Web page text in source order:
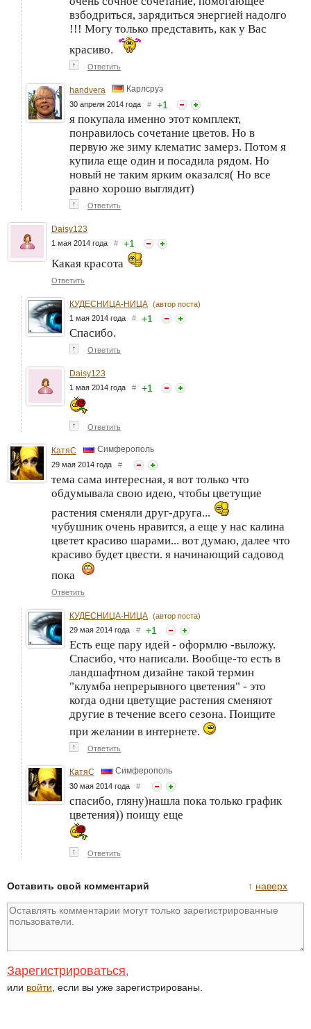
взбодриться, зарядиться энергией надолго
!!! Могу только представить, как у Вас
красиво.
↑ Ответить
handvera Карлсруэ
30 апреля 2014 года # +1
я покупала именно этот комплект,
понравилось сочетание цветов. Но в
первую же зиму клематис замерз. Потом я
купила еще один и посадила рядом. Но
новый не таким ярким оказался( Но все
равно хорошо выглядит)
↑ Ответить
Daisy123
1 мая 2014 года # +1
Какая красота
Ответить
КУДЕСНИЦА-НИЦА (автор поста)
1 мая 2014 года # +1
Спасибо.
↑ Ответить
Daisy123
1 мая 2014 года # +1
↑ Ответить
КатяС Симферополь
29 мая 2014 года #
тема сама интересная, я вот только что
обдумывала свою идею, чтобы цветущие
растения сменяли друг-друга...
чубушник очень нравится, а еще у нас калина
цветет красиво шарами... вот думаю, далее что
красиво будет цвести. я начинающий садовод
пока
Ответить
КУДЕСНИЦА-НИЦА (автор поста)
29 мая 2014 года # +1
Есть еще пару идей - оформлю -выложу.
Спасибо, что написали. Вообще-то есть в
ландшафтном дизайне такой термин
"клумба непрерывного цветения" - это
когда одни цветущие растения сменяют
другие в течение всего сезона. Поищите
при желании в интернете.
↑ Ответить
КатяС Симферополь
30 мая 2014 года #
спасибо, гляну)нашла пока только график
цветения)) поищу еще
↑ Ответить
↑ наверх
Оставить свой комментарий
Зарегистрироваться,
или войти , если вы уже зарегистрированы.